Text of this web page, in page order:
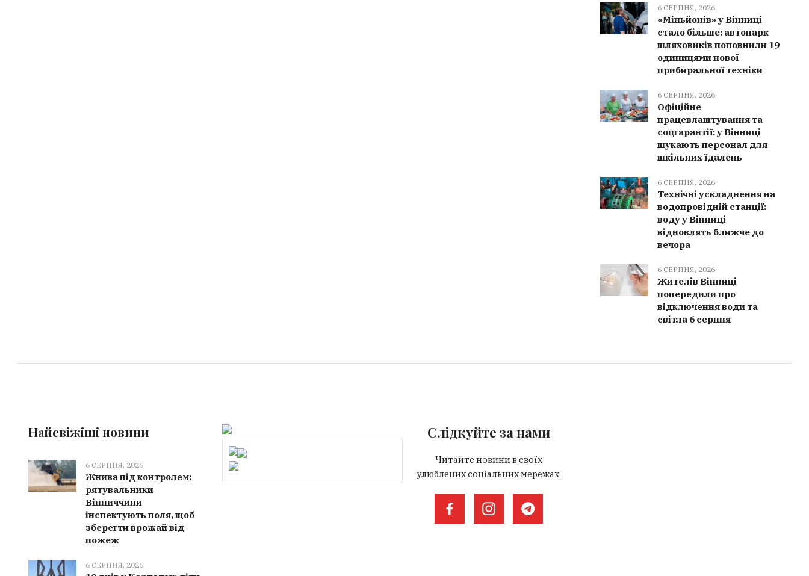
6 СЕРПНЯ, 2026
«Міньйонів» у Вінниці
стало більше: автопарк
шляховиків поповнили 19
одиницями нової
прибиральної техніки
6 СЕРПНЯ, 2026
Офіційне
працевлаштування та
соцгарантії: у Вінниці
шукають персонал для
шкільних їдалень
6 СЕРПНЯ, 2026
Технічні ускладнення на
водопровідній станції:
воду у Вінниці
відновлять ближче до
вечора
6 СЕРПНЯ, 2026
Жителів Вінниці
попередили про
відключення води та
світла 6 серпня
Найсвіжіші новини
6 СЕРПНЯ, 2026
Жнива під контролем:
рятувальники
Вінниччини
інспектують поля, щоб
зберегти врожай від
пожеж
6 СЕРПНЯ, 2026
Слідкуйте за нами
Читайте новини в своїх
улюблених соціальних мережах.